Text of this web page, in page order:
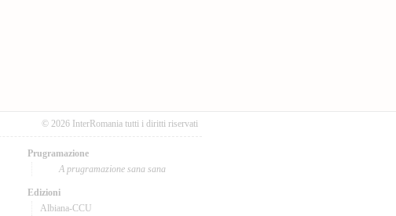
© 2026 InterRomania tutti i diritti riservati
Prugramazione
A prugramazione sana sana
Edizioni
Albiana-CCU